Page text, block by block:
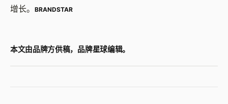
增长。
BRANDSTAR
本文由品牌方供稿，品牌星球编辑。